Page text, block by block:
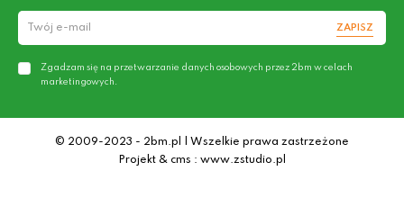
ZAPISZ
Zgadzam się na przetwarzanie danych osobowych przez 2bm w celach
marketingowych.
© 2009-2023 - 2bm.pl | Wszelkie prawa zastrzeżone
Projekt & cms : www.zstudio.pl